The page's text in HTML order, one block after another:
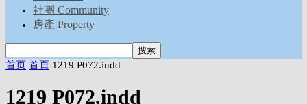
社團 Community
房產 Property
首页 首頁 1219 P072.indd
1219 P072.indd